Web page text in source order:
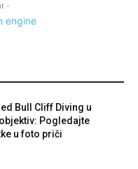
-
Bull Cliff Diving u
Pogledajte
u foto priči